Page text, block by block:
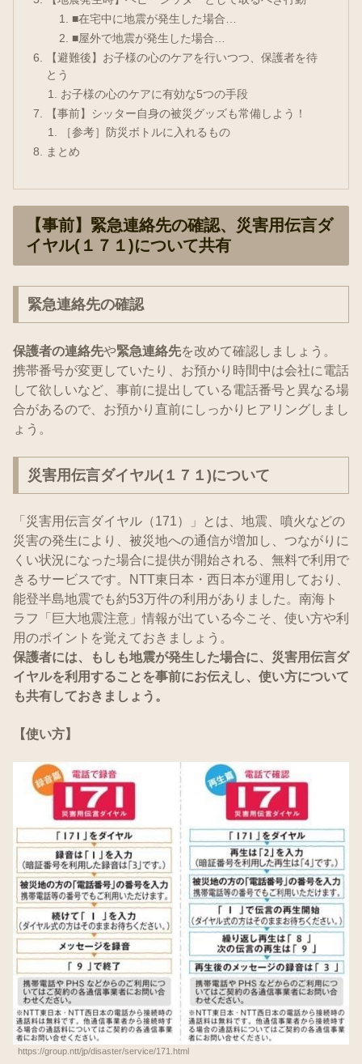
■在宅中に地震が発生した場合…
■屋外で地震が発生した場合…
【避難後】お子様の心のケアを行いつつ、保護者を待
とう
お子様の心のケアに有効な5つの手段
【事前】シッター自身の被災グッズも常備しよう！
［参考］防災ボトルに入れるもの
まとめ
【事前】緊急連絡先の確認、災害用伝言ダ
イヤル(１７１)について共有
緊急連絡先の確認
保護者の連絡先や緊急連絡先を改めて確認しましょう。
携帯番号が変更していたり、お預かり時間中は会社に電話
して欲しいなど、事前に提出している電話番号と異なる場
合があるので、お預かり直前にしっかりヒアリングしまし
ょう。
災害用伝言ダイヤル(１７１)について
「災害用伝言ダイヤル（171）」とは、地震、噴火などの
災害の発生により、被災地への通信が増加し、つながりに
くい状況になった場合に提供が開始される、無料で利用で
きるサービスです。NTT東日本・西日本が運用しており、
能登半島地震でも約53万件の利用がありました。南海ト
ラフ「巨大地震注意」情報が出ている今こそ、使い方や利
用のポイントを覚えておきましょう。
保護者には、もしも地震が発生した場合に、災害用伝言ダ
イヤルを利用することを事前にお伝えし、使い方について
も共有しておきましょう。
【使い方】
https://group.ntt/jp/disaster/service/171.html